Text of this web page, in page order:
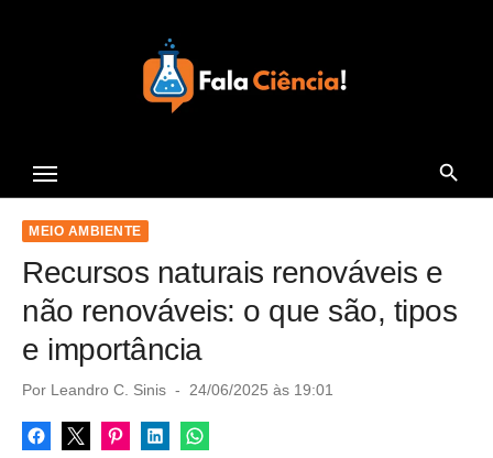
c
MEIO AMBIENTE
Recursos naturais renováveis e
não renováveis: o que são, tipos
e importância
Por Leandro C. Sinis
P
s
t
24/06/2025 às 19:01